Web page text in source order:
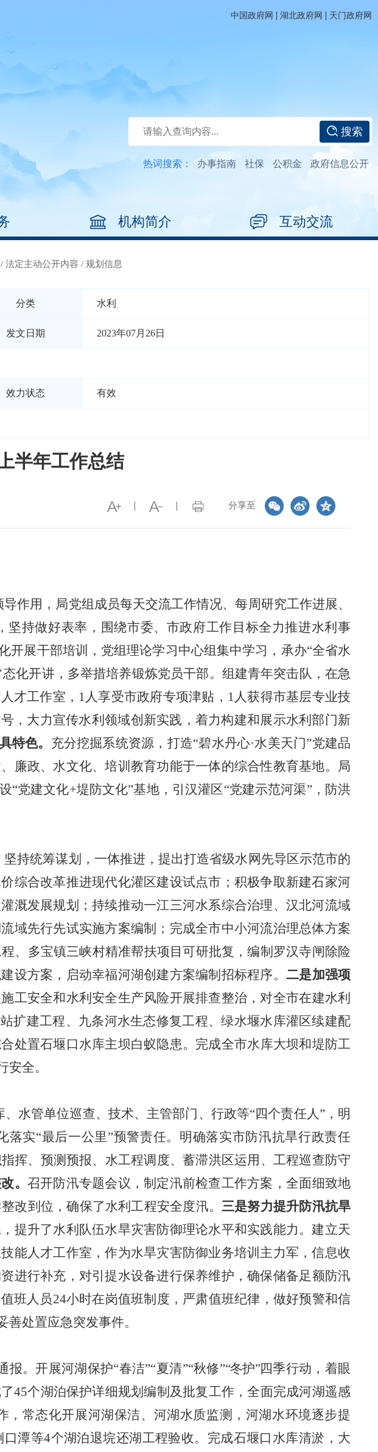
中国政府网 | 湖北政府网 | 天门政府网
搜索
热词搜索： 办事指南 社保 公积金 政府信息公开
机构简介 互动交流
/ 法定主动公开内容 / 规划信息
分类 水利
发文日期 2023年07月26日
效力状态 有效
半年工作总结
分享至
作用， 局党组成 员每天交流工作情况、每周研究工作进展、
坚持做好表率， 围绕市委、市政府工作目标全力推进水利事
开展干部培训，党组理论学习中心组集中学习，承办“全省水
化开讲，多举措培养锻炼党员干部。组建青年突击队，在急
才工作室，1人享受市政府专项津贴，1人获得市基层专业技
，大力宣传水利领域创新实践，着力构建和展示水利部门新
特色。 充分挖掘系统资源， 打造“碧水丹心·水美天门”党建品
廉政、水文化、培训教育功能于一体的综合性教育基地。局
党建文化+堤防文化”基地，引汉灌区“党建示范河渠”，防洪
持统筹谋划，一体推进，提出打造省级水网先导区示范市的
综合改革推进现代化灌区建设试点市； 积极争取新建石家河
溉发展规划； 持续推动一江三河水系综合治理、汉北河流域
域先行先试实施方案编制；完成全市中小河流治理总体方案
、多宝镇三峡村精准帮扶项目可研批复，编制罗汉寺闸除险
设方案， 启动幸福河湖创建方案编制招标程序。 二是加强项
工安全和水利安全生产风险开展排查整治，对全市在建水利
扩建工程、 九条河水生态修复工程、绿水堰水库灌区续建配
处置石堰口水库主坝白蚁隐患。完成全市水库大坝和堤防工
安全。
、水管单位巡查、技术、主管部门、行政等“四个责任人”，明
落实“最后一公里”预警责任。 明确落实市防汛抗旱行政责任
挥、预测预报、水工程调度、蓄滞洪区运用、工程巡查防守
。 召开防汛专题会议，制定汛前检查工作方案，全面细致地
改到位，确保了水利工程安全度汛。 三是努力提升防汛抗旱
提升了水利队伍水旱灾害防御理论水平和实践能力。建立天
能人才工作室，作为水旱灾害防御业务培训主力军，信息收
进行补充，对引提水设备进行保养维护，确保储备足额防汛
班人员24小时在岗值班制度，严肃值班纪律，做好预警和信
善处置应急突发事件。
报。开展河湖保护“春洁”“夏清”“秋修”“冬护”四季行动，着眼
45个湖泊保护详细规划编制及批复工作 ，全面完成河湖遥感
常态化开展河湖保洁、河湖水质监测，河湖水环境逐步提
口潭等4个湖泊退垸还湖工程验收。 完成石堰口水库清淤，大